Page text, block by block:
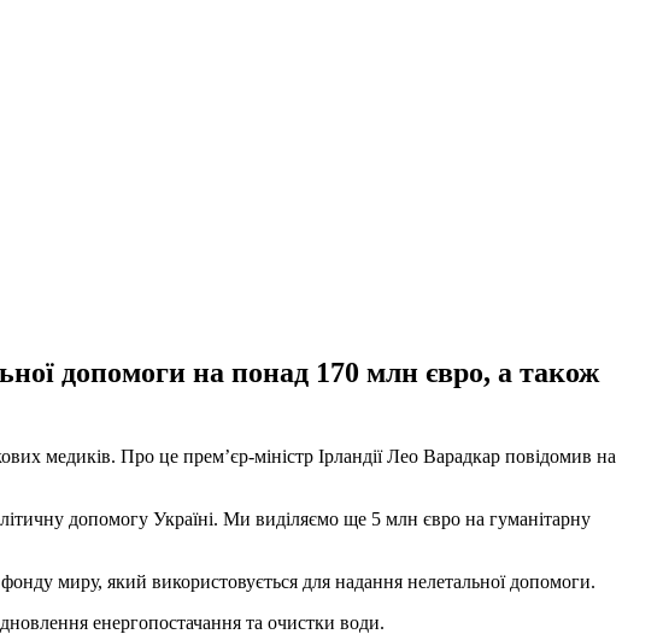
допомоги на понад 170 млн євро, а також
медиків. Про це прем’єр-міністр Ірландії Лео Варадкар повідомив на
допомогу Україні. Ми виділяємо ще 5 млн євро на гуманітарну
миру, який використовується для надання нелетальної допомоги.
енергопостачання та очистки води.